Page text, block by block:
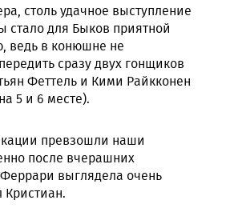
столь удачное выступление
стало для Быков приятной
ведь в конюшне не
сразу двух гонщиков
Феттель и Кими Райкконен
5 и 6 месте).
превзошли наши
после вчерашних
выглядела очень
Кристиан.